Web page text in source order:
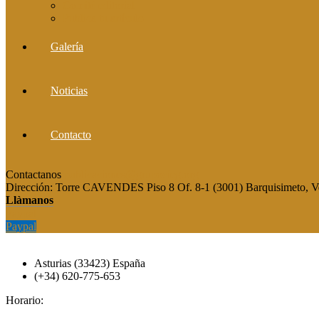
Galería
Noticias
Contacto
Contactanos
Dirección: Torre CAVENDES Piso 8 Of. 8-1 (3001) Barquisimeto,
Llàmanos
Paypal
Asturias (33423) España
(+34) 620-775-653
Horario: